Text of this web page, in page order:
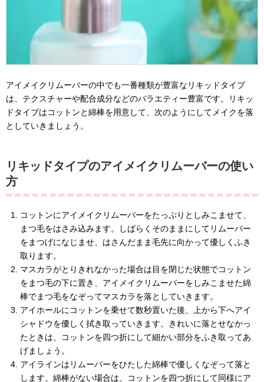
アイメイクリムーバーの中でも一番種類が豊富なリキッドタイプ
は、テクスチャーや配合成分などのバラエティー豊富です。リキッ
ドタイプはコットンと綿棒を用意して、次のようにしてメイクを落
としていきましょう。
リキッドタイプのアイメイクリムーバーの使い
方
コットンにアイメイクリムーバーをたっぷりとしみこませて、
まつ毛をはさみ込みます。しばらくそのままにしてリムーバー
をまつげになじませ、はさんだまま毛先に向かって優しくふき
取ります。
マスカラがとりきれなかった場合は目を閉じた状態でコットン
をまつ毛の下に置き、アイメイクリムーバーをしみこませた綿
棒でまつ毛をなぞってマスカラを落としていきます。
アイホールにコットンを乗せて数秒置いた後、上から下へアイ
シャドウを優しく拭き取っていきます。きれいに落とせなかっ
たときは、コットンを四つ折にして細かい部分をふき取ってあ
げましょう。
アイラインはリムーバーをひたした綿棒で優しくなぞって落と
します。綿棒がない場合は、コットンを四つ折にして同様にア